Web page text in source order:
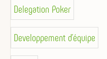
Delegation Poker
Developpement d'équipe